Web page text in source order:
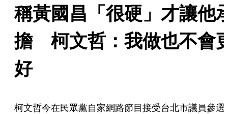
稱黃國昌「很硬」才讓他
擔　柯文哲：我做也不會
好
柯文哲今在民眾黨自家網路節目接受台北市議員參選